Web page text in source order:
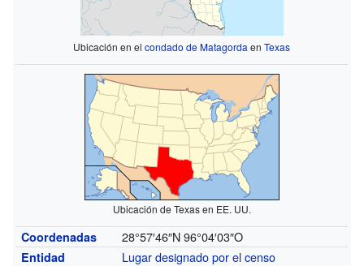
Ubicación en elcondado de Matagorda enTexas
Ubicación de Texas en EE. UU.
Coordenadas 28°57′46″N 96°04′03″O
Entidad
Lugar designado por el censo